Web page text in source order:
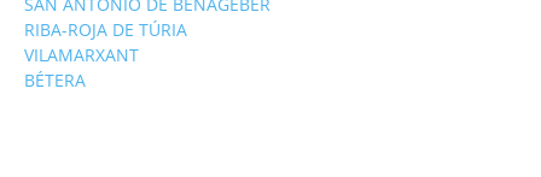
SAN ANTONIO DE BENAGÉBER
RIBA-ROJA DE TÚRIA
VILAMARXANT
BÉTERA